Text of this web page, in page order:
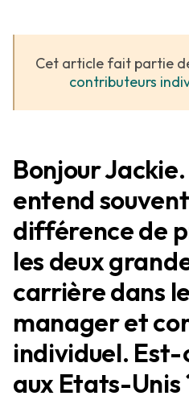
Cet article fait partie
contributeurs
Bonjour
entend souvent
différence de
les deux
carrière dans
manager et
individuel. Est-
aux Etats-Unis